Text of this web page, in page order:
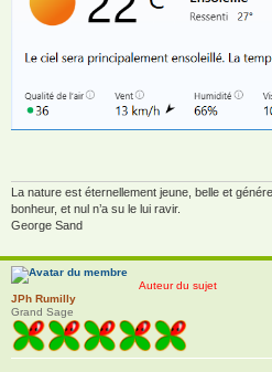
La nature est éternellement jeune, belle et
bonheur, et nul n’a su le lui ravir.
George Sand
Auteur du sujet
JPh Rumilly
Grand Sage